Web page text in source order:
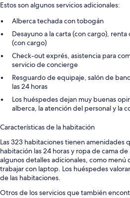
Estos son algunos servicios adicionales:
Alberca techada con tobogán
Desayuno a la carta (con cargo),
(con cargo)
Check-out exprés, asistencia para
servicio de concierge
Resguardo de equipaje, salón de
las 24 horas
Los huéspedes dejan muy buenas
alberca, la atención del personal y la
Características de la habitación
Las 323 habitaciones tienen amenidades
habitación las 24 horas y ropa de cama
algunos detalles adicionales, como menú
trabajar con laptop. Los huéspedes
de las habitaciones.
Otros de los servicios que también